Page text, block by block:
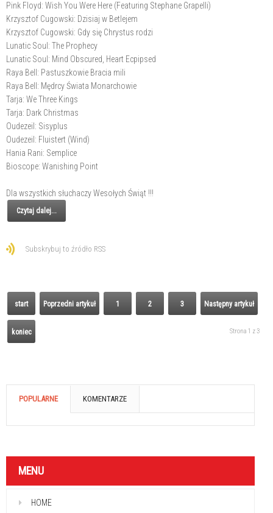
Pink Floyd: Wish You Were Here (Featuring Stephane Grapelli)
Krzysztof Cugowski: Dzisiaj w Betlejem
Krzysztof Cugowski: Gdy się Chrystus rodzi
Lunatic Soul: The Prophecy
Lunatic Soul: Mind Obscured, Heart Ecpipsed
Raya Bell: Pastuszkowie Bracia mili
Raya Bell: Mędrcy Świata Monarchowie
Tarja: We Three Kings
Tarja: Dark Christmas
Oudezeil: Sisyplus
Oudezeil: Fluistert (Wind)
Hania Rani: Semplice
Bioscope: Wanishing Point
Dla wszystkich słuchaczy Wesołych Świąt !!!
Czytaj dalej...
Subskrybuj to źródło RSS
start Poprzedni artykuł 1 2 3 Następny artykuł
koniec Strona 1 z 3
POPULARNE KOMENTARZE
MENU
HOME